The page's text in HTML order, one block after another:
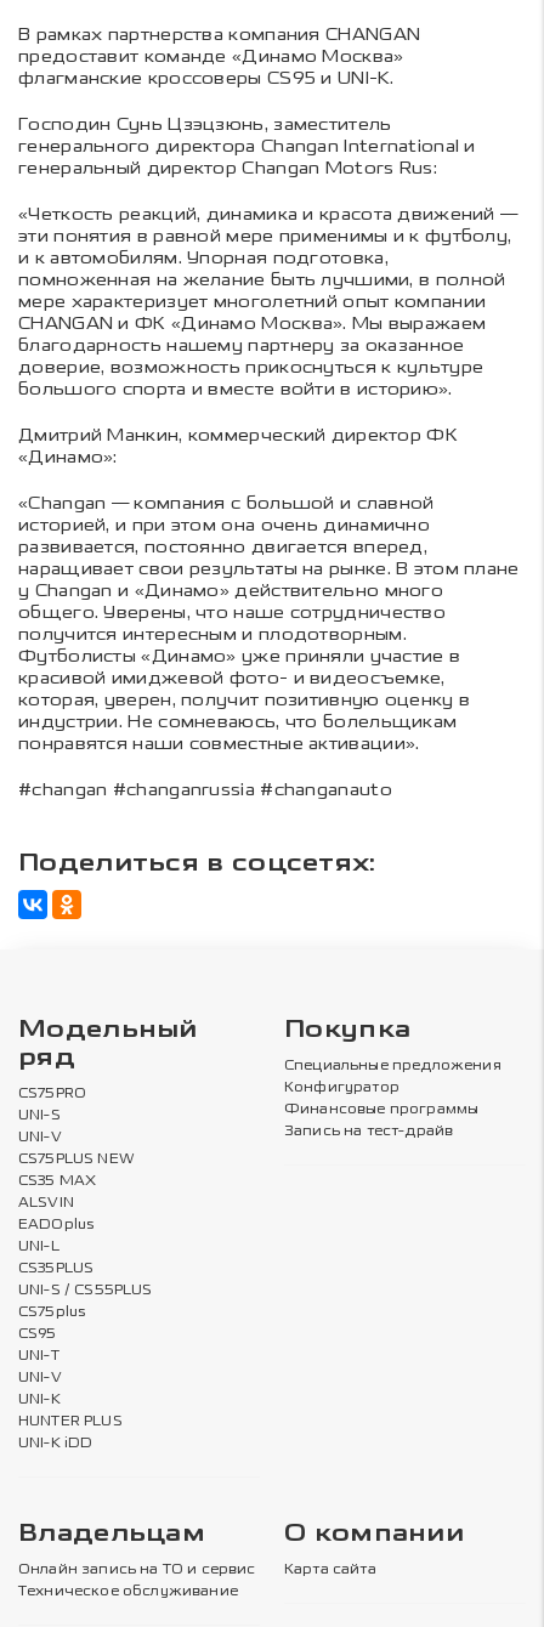
В рамках партнерства компания CHANGAN
предоставит команде «Динамо Москва»
флагманские кроссоверы CS95 и UNI-K.
Господин Сунь Цзэцзюнь, заместитель
генерального директора Changan International и
генеральный директор Changan Motors Rus:
«Четкость реакций, динамика и красота движений —
эти понятия в равной мере применимы и к футболу,
и к автомобилям. Упорная подготовка,
помноженная на желание быть лучшими, в полной
мере характеризует многолетний опыт компании
CHANGAN и ФК «Динамо Москва». Мы выражаем
благодарность нашему партнеру за оказанное
доверие, возможность прикоснуться к культуре
большого спорта и вместе войти в историю».
Дмитрий Манкин, коммерческий директор ФК
«Динамо»:
«Changan — компания с большой и славной
историей, и при этом она очень динамично
развивается, постоянно двигается вперед,
наращивает свои результаты на рынке. В этом плане
у Changan и «Динамо» действительно много
общего. Уверены, что наше сотрудничество
получится интересным и плодотворным.
Футболисты «Динамо» уже приняли участие в
красивой имиджевой фото- и видеосъемке,
которая, уверен, получит позитивную оценку в
индустрии. Не сомневаюсь, что болельщикам
понравятся наши совместные активации».
#changan #changanrussia #changanauto
Поделиться в соцсетях:
Модельный
ряд
CS75PRO
UNI-S
UNI-V
CS75PLUS NEW
CS35 MAX
ALSVIN
EADOplus
UNI-L
CS35PLUS
UNI-S / CS55PLUS
CS75plus
CS95
UNI-T
UNI-V
UNI-K
HUNTER PLUS
UNI-K iDD
Покупка
Специальные предложения
Конфигуратор
Финансовые программы
Запись на тест-драйв
Владельцам
Онлайн запись на ТО и сервис
Техническое обслуживание
О компании
Карта сайта